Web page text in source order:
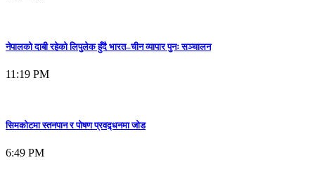
नेपालको दाबी रहेको लिपुलेक हुँदै भारत–चीन व्यापार पुनः सञ्चालन
11:19 PM
सिमकोटमा स्तनपान र पोषण प्रवद्र्धनमा जोड
6:49 PM